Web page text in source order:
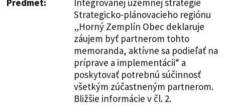
Strategicko-plánovacieho regiónu
„Horný Zemplín Obec deklaruje
záujem byť partnerom tohto
memoranda, aktívne sa podieľať na
príprave a implementácii“ a
poskytovať potrebnú súčinnosť
všetkým zúčastneným partnerom.
Bližšie informácie v čl. 2.